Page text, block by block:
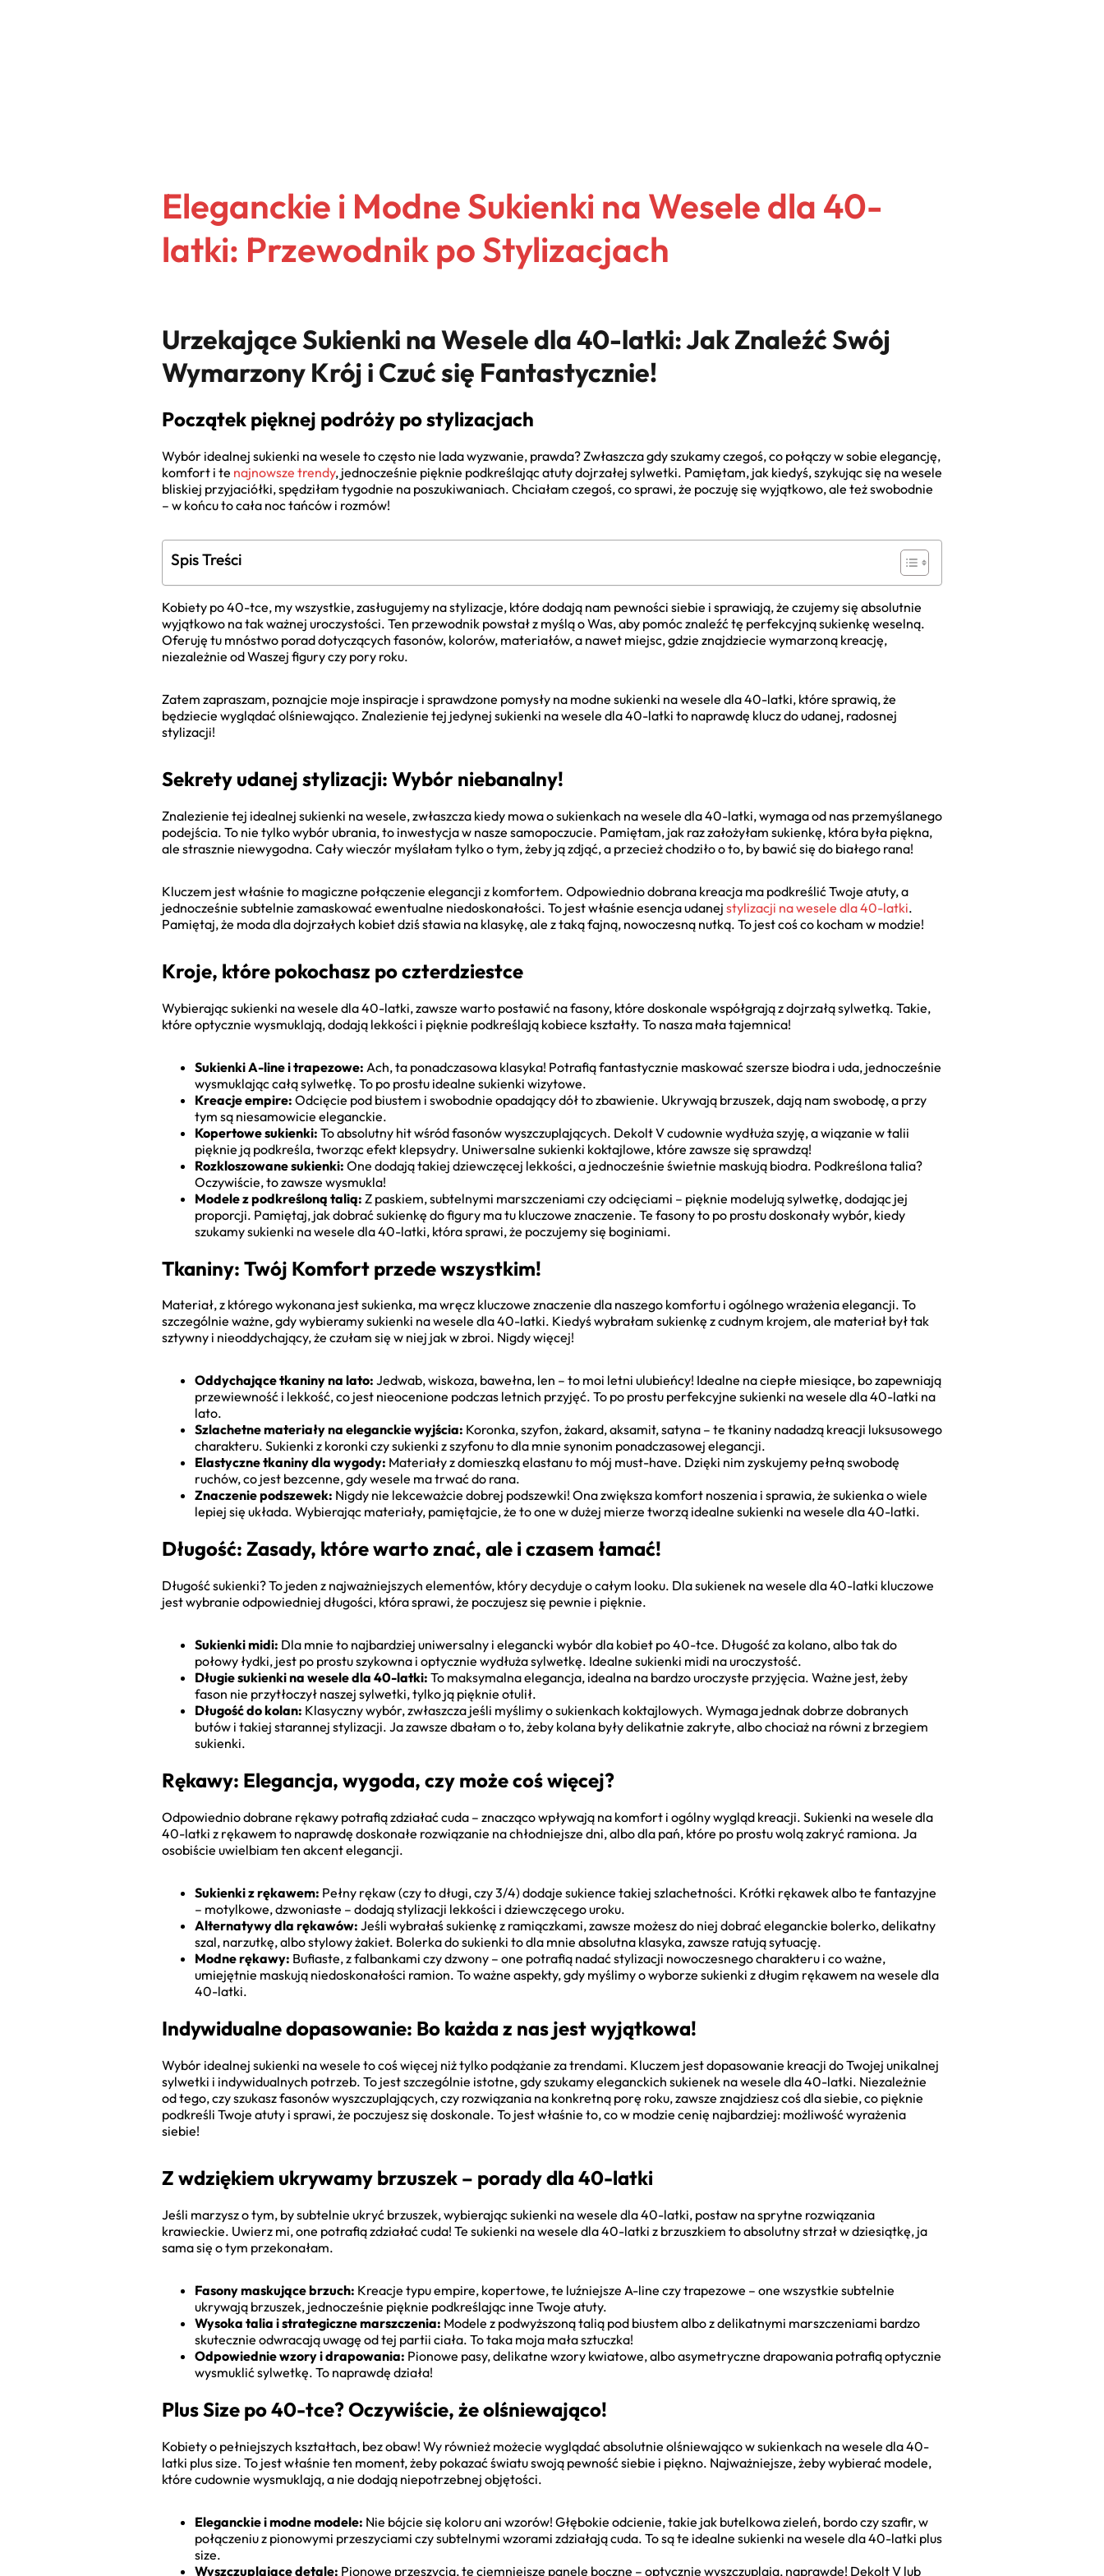
Eleganckie i Modne Sukienki na Wesele dla 40-
latki: Przewodnik po Stylizacjach
Urzekające Sukienki na Wesele dla 40-latki: Jak Znaleźć Swój
Wymarzony Krój i Czuć się Fantastycznie!
Początek pięknej podróży po stylizacjach
Wybór idealnej sukienki na wesele to często nie lada wyzwanie, prawda? Zwłaszcza gdy szukamy czegoś, co połączy w sobie elegancję,
komfort i te najnowsze trendy, jednocześnie pięknie podkreślając atuty dojrzałej sylwetki. Pamiętam, jak kiedyś, szykując się na wesele
bliskiej przyjaciółki, spędziłam tygodnie na poszukiwaniach. Chciałam czegoś, co sprawi, że poczuję się wyjątkowo, ale też swobodnie
– w końcu to cała noc tańców i rozmów!
Spis Treści
Kobiety po 40-tce, my wszystkie, zasługujemy na stylizacje, które dodają nam pewności siebie i sprawiają, że czujemy się absolutnie
wyjątkowo na tak ważnej uroczystości. Ten przewodnik powstał z myślą o Was, aby pomóc znaleźć tę perfekcyjną sukienkę weselną.
Oferuję tu mnóstwo porad dotyczących fasonów, kolorów, materiałów, a nawet miejsc, gdzie znajdziecie wymarzoną kreację,
niezależnie od Waszej figury czy pory roku.
Zatem zapraszam, poznajcie moje inspiracje i sprawdzone pomysły na modne sukienki na wesele dla 40-latki, które sprawią, że
będziecie wyglądać olśniewająco. Znalezienie tej jedynej sukienki na wesele dla 40-latki to naprawdę klucz do udanej, radosnej
stylizacji!
Sekrety udanej stylizacji: Wybór niebanalny!
Znalezienie tej idealnej sukienki na wesele, zwłaszcza kiedy mowa o sukienkach na wesele dla 40-latki, wymaga od nas przemyślanego
podejścia. To nie tylko wybór ubrania, to inwestycja w nasze samopoczucie. Pamiętam, jak raz założyłam sukienkę, która była piękna,
ale strasznie niewygodna. Cały wieczór myślałam tylko o tym, żeby ją zdjąć, a przecież chodziło o to, by bawić się do białego rana!
Kluczem jest właśnie to magiczne połączenie elegancji z komfortem. Odpowiednio dobrana kreacja ma podkreślić Twoje atuty, a
jednocześnie subtelnie zamaskować ewentualne niedoskonałości. To jest właśnie esencja udanej stylizacji na wesele dla 40-latki.
Pamiętaj, że moda dla dojrzałych kobiet dziś stawia na klasykę, ale z taką fajną, nowoczesną nutką. To jest coś co kocham w modzie!
Kroje, które pokochasz po czterdziestce
Wybierając sukienki na wesele dla 40-latki, zawsze warto postawić na fasony, które doskonale współgrają z dojrzałą sylwetką. Takie,
które optycznie wysmuklają, dodają lekkości i pięknie podkreślają kobiece kształty. To nasza mała tajemnica!
Sukienki A-line i trapezowe: Ach, ta ponadczasowa klasyka! Potrafią fantastycznie maskować szersze biodra i uda, jednocześnie
wysmuklając całą sylwetkę. To po prostu idealne sukienki wizytowe.
Kreacje empire: Odcięcie pod biustem i swobodnie opadający dół to zbawienie. Ukrywają brzuszek, dają nam swobodę, a przy
tym są niesamowicie eleganckie.
Kopertowe sukienki: To absolutny hit wśród fasonów wyszczuplających. Dekolt V cudownie wydłuża szyję, a wiązanie w talii
pięknie ją podkreśla, tworząc efekt klepsydry. Uniwersalne sukienki koktajlowe, które zawsze się sprawdzą!
Rozkloszowane sukienki: One dodają takiej dziewczęcej lekkości, a jednocześnie świetnie maskują biodra. Podkreślona talia?
Oczywiście, to zawsze wysmukla!
Modele z podkreśloną talią: Z paskiem, subtelnymi marszczeniami czy odcięciami – pięknie modelują sylwetkę, dodając jej
proporcji. Pamiętaj, jak dobrać sukienkę do figury ma tu kluczowe znaczenie. Te fasony to po prostu doskonały wybór, kiedy
szukamy sukienki na wesele dla 40-latki, która sprawi, że poczujemy się boginiami.
Tkaniny: Twój Komfort przede wszystkim!
Materiał, z którego wykonana jest sukienka, ma wręcz kluczowe znaczenie dla naszego komfortu i ogólnego wrażenia elegancji. To
szczególnie ważne, gdy wybieramy sukienki na wesele dla 40-latki. Kiedyś wybrałam sukienkę z cudnym krojem, ale materiał był tak
sztywny i nieoddychający, że czułam się w niej jak w zbroi. Nigdy więcej!
Oddychające tkaniny na lato: Jedwab, wiskoza, bawełna, len – to moi letni ulubieńcy! Idealne na ciepłe miesiące, bo zapewniają
przewiewność i lekkość, co jest nieocenione podczas letnich przyjęć. To po prostu perfekcyjne sukienki na wesele dla 40-latki na
lato.
Szlachetne materiały na eleganckie wyjścia: Koronka, szyfon, żakard, aksamit, satyna – te tkaniny nadadzą kreacji luksusowego
charakteru. Sukienki z koronki czy sukienki z szyfonu to dla mnie synonim ponadczasowej elegancji.
Elastyczne tkaniny dla wygody: Materiały z domieszką elastanu to mój must-have. Dzięki nim zyskujemy pełną swobodę
ruchów, co jest bezcenne, gdy wesele ma trwać do rana.
Znaczenie podszewek: Nigdy nie lekceważcie dobrej podszewki! Ona zwiększa komfort noszenia i sprawia, że sukienka o wiele
lepiej się układa. Wybierając materiały, pamiętajcie, że to one w dużej mierze tworzą idealne sukienki na wesele dla 40-latki.
Długość: Zasady, które warto znać, ale i czasem łamać!
Długość sukienki? To jeden z najważniejszych elementów, który decyduje o całym looku. Dla sukienek na wesele dla 40-latki kluczowe
jest wybranie odpowiedniej długości, która sprawi, że poczujesz się pewnie i pięknie.
Sukienki midi: Dla mnie to najbardziej uniwersalny i elegancki wybór dla kobiet po 40-tce. Długość za kolano, albo tak do
połowy łydki, jest po prostu szykowna i optycznie wydłuża sylwetkę. Idealne sukienki midi na uroczystość.
Długie sukienki na wesele dla 40-latki: To maksymalna elegancja, idealna na bardzo uroczyste przyjęcia. Ważne jest, żeby
fason nie przytłoczył naszej sylwetki, tylko ją pięknie otulił.
Długość do kolan: Klasyczny wybór, zwłaszcza jeśli myślimy o sukienkach koktajlowych. Wymaga jednak dobrze dobranych
butów i takiej starannej stylizacji. Ja zawsze dbałam o to, żeby kolana były delikatnie zakryte, albo chociaż na równi z brzegiem
sukienki.
Rękawy: Elegancja, wygoda, czy może coś więcej?
Odpowiednio dobrane rękawy potrafią zdziałać cuda – znacząco wpływają na komfort i ogólny wygląd kreacji. Sukienki na wesele dla
40-latki z rękawem to naprawdę doskonałe rozwiązanie na chłodniejsze dni, albo dla pań, które po prostu wolą zakryć ramiona. Ja
osobiście uwielbiam ten akcent elegancji.
Sukienki z rękawem: Pełny rękaw (czy to długi, czy 3/4) dodaje sukience takiej szlachetności. Krótki rękawek albo te fantazyjne
– motylkowe, dzwoniaste – dodają stylizacji lekkości i dziewczęcego uroku.
Alternatywy dla rękawów: Jeśli wybrałaś sukienkę z ramiączkami, zawsze możesz do niej dobrać eleganckie bolerko, delikatny
szal, narzutkę, albo stylowy żakiet. Bolerka do sukienki to dla mnie absolutna klasyka, zawsze ratują sytuację.
Modne rękawy: Bufiaste, z falbankami czy dzwony – one potrafią nadać stylizacji nowoczesnego charakteru i co ważne,
umiejętnie maskują niedoskonałości ramion. To ważne aspekty, gdy myślimy o wyborze sukienki z długim rękawem na wesele dla
40-latki.
Indywidualne dopasowanie: Bo każda z nas jest wyjątkowa!
Wybór idealnej sukienki na wesele to coś więcej niż tylko podążanie za trendami. Kluczem jest dopasowanie kreacji do Twojej unikalnej
sylwetki i indywidualnych potrzeb. To jest szczególnie istotne, gdy szukamy eleganckich sukienek na wesele dla 40-latki. Niezależnie
od tego, czy szukasz fasonów wyszczuplających, czy rozwiązania na konkretną porę roku, zawsze znajdziesz coś dla siebie, co pięknie
podkreśli Twoje atuty i sprawi, że poczujesz się doskonale. To jest właśnie to, co w modzie cenię najbardziej: możliwość wyrażenia
siebie!
Z wdziękiem ukrywamy brzuszek – porady dla 40-latki
Jeśli marzysz o tym, by subtelnie ukryć brzuszek, wybierając sukienki na wesele dla 40-latki, postaw na sprytne rozwiązania
krawieckie. Uwierz mi, one potrafią zdziałać cuda! Te sukienki na wesele dla 40-latki z brzuszkiem to absolutny strzał w dziesiątkę, ja
sama się o tym przekonałam.
Fasony maskujące brzuch: Kreacje typu empire, kopertowe, te luźniejsze A-line czy trapezowe – one wszystkie subtelnie
ukrywają brzuszek, jednocześnie pięknie podkreślając inne Twoje atuty.
Wysoka talia i strategiczne marszczenia: Modele z podwyższoną talią pod biustem albo z delikatnymi marszczeniami bardzo
skutecznie odwracają uwagę od tej partii ciała. To taka moja mała sztuczka!
Odpowiednie wzory i drapowania: Pionowe pasy, delikatne wzory kwiatowe, albo asymetryczne drapowania potrafią optycznie
wysmuklić sylwetkę. To naprawdę działa!
Plus Size po 40-tce? Oczywiście, że olśniewająco!
Kobiety o pełniejszych kształtach, bez obaw! Wy również możecie wyglądać absolutnie olśniewająco w sukienkach na wesele dla 40-
latki plus size. To jest właśnie ten moment, żeby pokazać światu swoją pewność siebie i piękno. Najważniejsze, żeby wybierać modele,
które cudownie wysmuklają, a nie dodają niepotrzebnej objętości.
Eleganckie i modne modele: Nie bójcie się koloru ani wzorów! Głębokie odcienie, takie jak butelkowa zieleń, bordo czy szafir, w
połączeniu z pionowymi przeszyciami czy subtelnymi wzorami zdziałają cuda. To są te idealne sukienki na wesele dla 40-latki plus
size.
Wyszczuplające detale: Pionowe przeszycia, te ciemniejsze panele boczne – optycznie wyszczuplają, naprawdę! Dekolt V lub